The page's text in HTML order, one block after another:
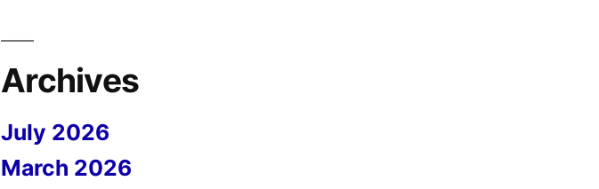
Archives
July 2026
March 2026